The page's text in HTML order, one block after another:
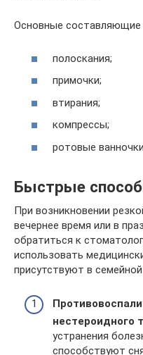
Основные составляющие
полоскания;
примочки;
втирания;
компрессы;
ротовые ванночки.
Быстрые
При возникновении
вечернее время или в
обратиться к
использовать
присутствуют в семейной
нестероидного
устранения
способствуют